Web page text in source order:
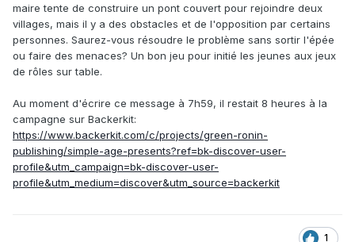
maire tente de construire un pont couvert pour rejoindre deux
villages, mais il y a des obstacles et de l'opposition par certains
personnes. Saurez-vous résoudre le problème sans sortir l'épée
ou faire des menaces? Un bon jeu pour initié les jeunes aux jeux
de rôles sur table.
Au moment d'écrire ce message à 7h59, il restait 8 heures à la
campagne sur Backerkit:
https://www.backerkit.com/c/projects/green-ronin-
publishing/simple-age-presents?ref=bk-discover-user-
profile&utm_campaign=bk-discover-user-
profile&utm_medium=discover&utm_source=backerkit
1